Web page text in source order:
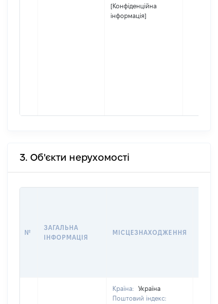
[Конфіденційна
інформація]
3. Об'єкти нерухомості
№
ЗАГАЛЬНА
ІНФОРМАЦІЯ
МІСЦЕЗНАХОДЖЕННЯ
Країна:
Україна
Поштовий індекс: